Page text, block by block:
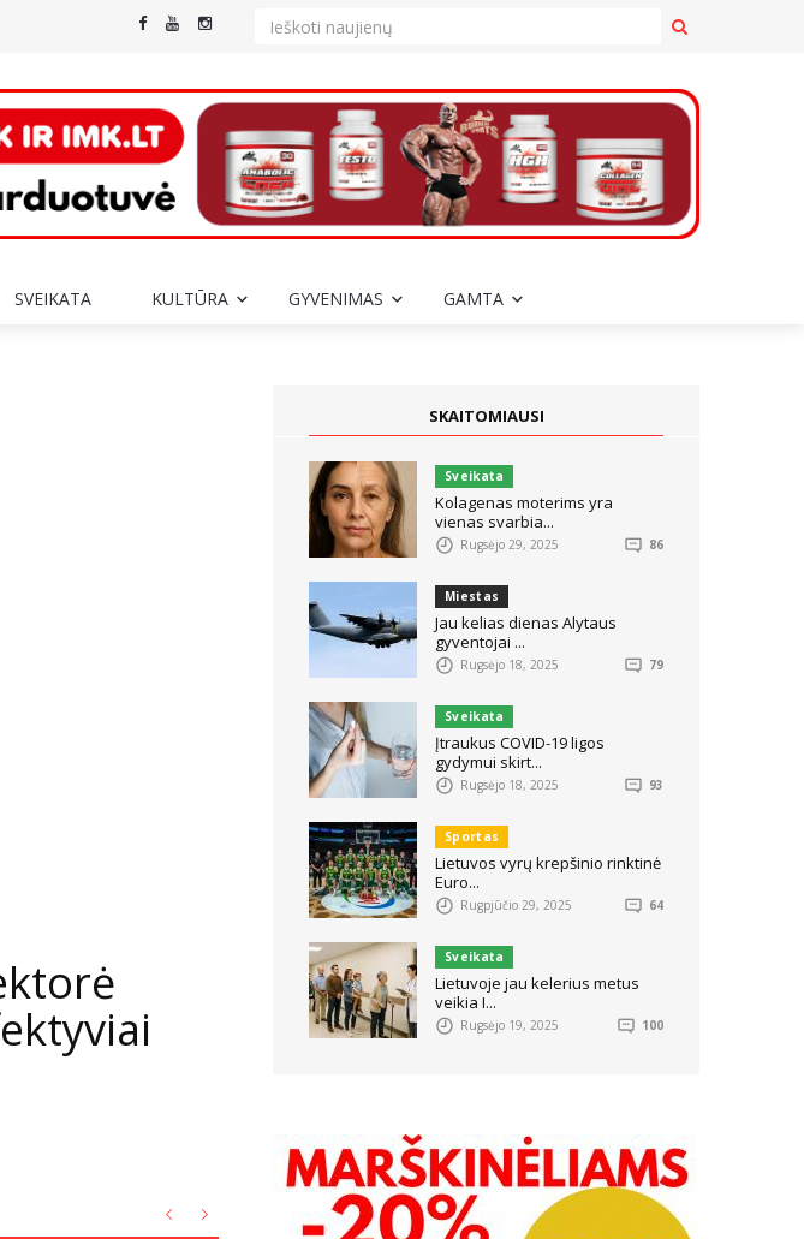
SVEIKATA KULTŪRA GYVENIMAS GAMTA
SKAITOMIAUSI
Sveikata
Kolagenas moterims yra
vienas svarbia...
Rugsėjo 29, 2025 86
Miestas
Jau kelias dienas Alytaus
gyventojai ...
Rugsėjo 18, 2025 79
Sveikata
Įtraukus COVID-19 ligos
gydymui skirt...
Rugsėjo 18, 2025 93
Sportas
Lietuvos vyrų krepšinio rinktinė
Euro...
Rugpjūčio 29, 2025 64
Sveikata
Lietuvoje jau kelerius metus
veikia I...
Rugsėjo 19, 2025 100